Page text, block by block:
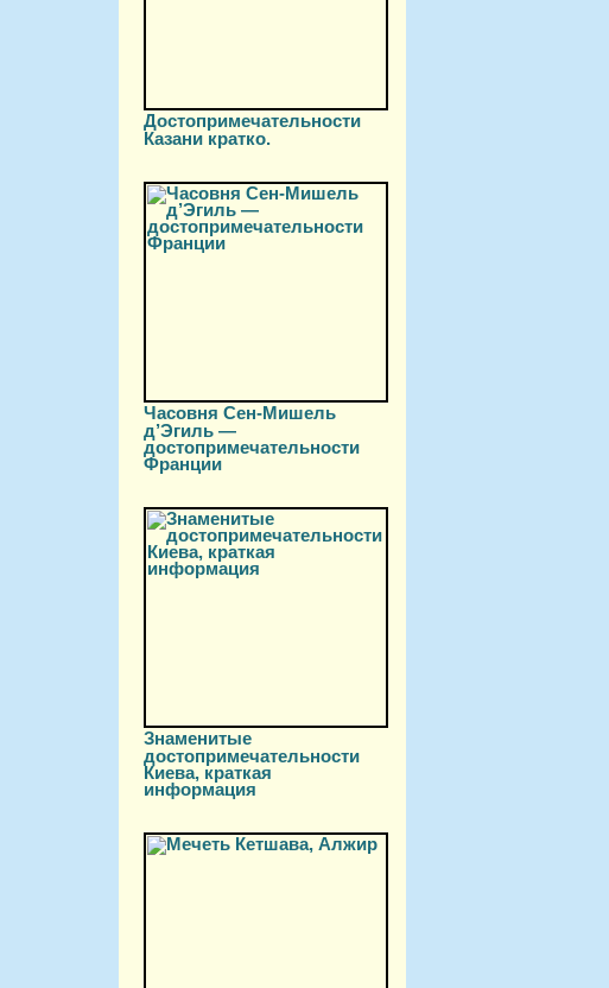
Достопримечательности
Казани кратко.
Часовня Сен-Мишель
д’Эгиль —
достопримечательности
Франции
Знаменитые
достопримечательности
Киева, краткая
информация